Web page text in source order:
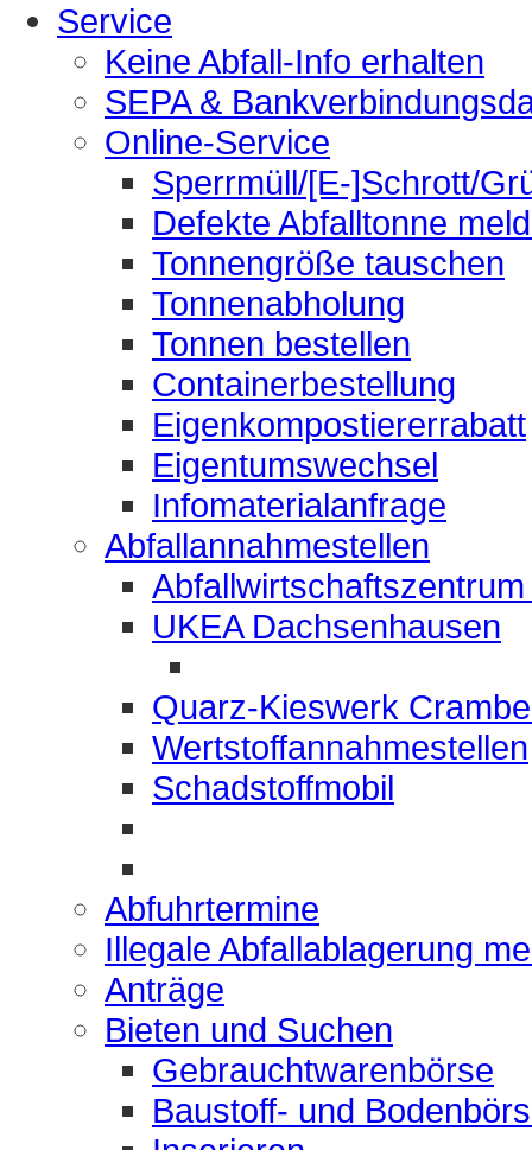
Service
Keine Abfall-Info erhalten
SEPA &
Online-Service
Sperrmüll/[E-]Schrott/
Defekte Abfalltonne
Tonnengröße tauschen
Tonnenabholung
Tonnen bestellen
Containerbestellung
Eigenkompostiererrabatt
Eigentumswechsel
Infomaterialanfrage
Abfallannahmestellen
UKEA Dachsenhausen
Quarz-Kieswerk
Wertstoffannahmestellen
Schadstoffmobil
Abfuhrtermine
Illegale Abfallablagerung
Anträge
Bieten und Suchen
Gebrauchtwarenbörse
Baustoff- und